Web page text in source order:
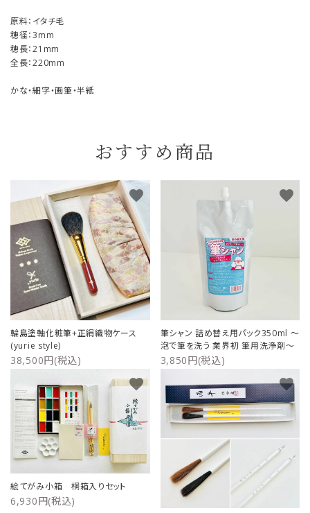
原料：イタチ毛
穂径：3mm
穂長：21mm
全長：220mm
かな・細字・画筆・半紙
おすすめ商品
輪島塗軸化粧筆+正絹織物ケース
(yurie style)
38,500円(税込)
favorite
筆シャン 詰め替え用パック350ml ～
泡で筆を洗う 業界初 筆用洗浄剤～
3,850円(税込)
favorite
絵てがみ小箱 桐箱入りセット
6,930円(税込)
favorite favorite